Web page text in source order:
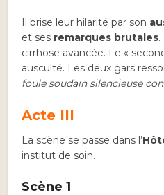
Il brise leur hilarité par son
et ses remarques brutales
cirrhose avancée. Le «
ausculté. Les deux gars
foule soudain silencieuse
Acte III
La scène se passe dans l’
institut de soin.
Scène 1